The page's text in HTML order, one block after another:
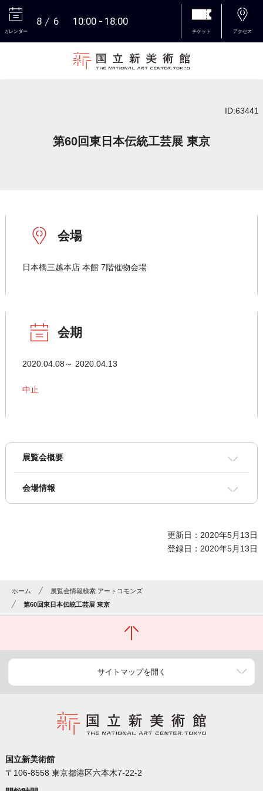
カレンダー
8 6 10:00 18:00
チケット アクセス
ID:63441
第60回東日本伝統工芸展 東京
会場
日本橋三越本店 本館 7階催物会場
会期
2020.04.08～ 2020.04.13
中止
展覧会概要
会場情報
更新日：2020年5月13日
登録日：2020年5月13日
ホーム
展覧会情報検索 アートコモンズ
第60回東日本伝統工芸展 東京
サイトマップを開く
国立新美術館
〒106-8558 東京都港区六本木7-22-2